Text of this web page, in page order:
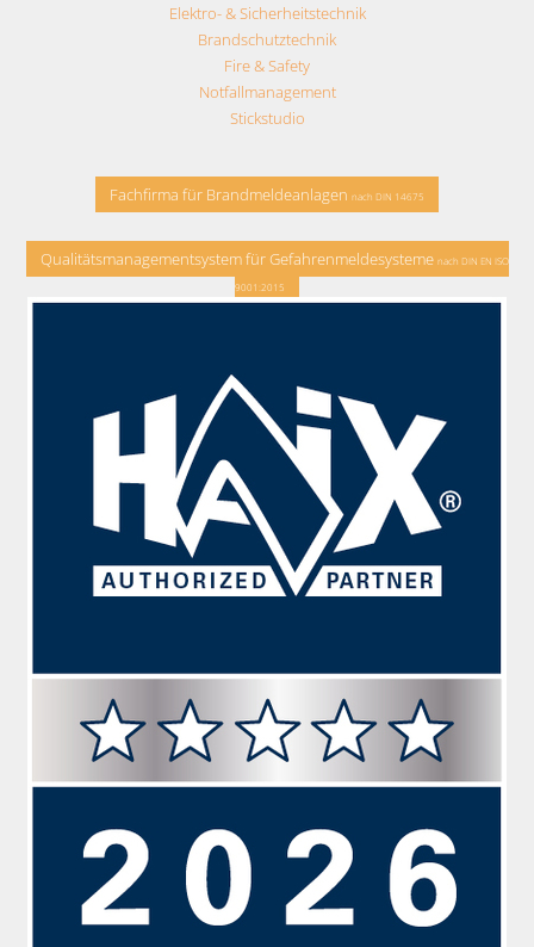
Elektro- & Sicherheitstechnik
Brandschutztechnik
Fire & Safety
Notfallmanagement
Stickstudio
Fachfirma für Brandmeldeanlagen nach DIN 14675
Qualitätsmanagementsystem für Gefahrenmeldesysteme nach DIN EN ISO
9001:2015